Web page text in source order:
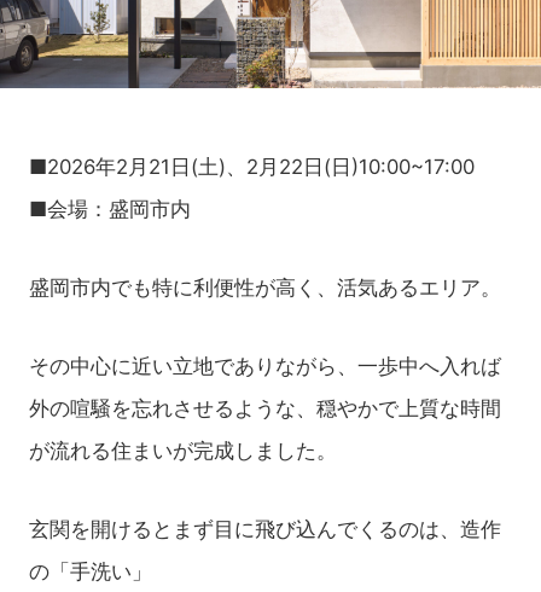
■2026年2月21日(土)、2月22日(日)10:00~17:00
■会場：盛岡市内
盛岡市内でも特に利便性が高く、活気あるエリア。
その中心に近い立地でありながら、一歩中へ入れば
外の喧騒を忘れさせるような、穏やかで上質な時間
が流れる住まいが完成しました。
玄関を開けるとまず目に飛び込んでくるのは、造作
の「手洗い」